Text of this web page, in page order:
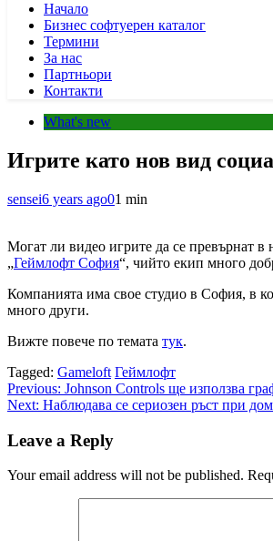
Начало
Бизнес софтуерен каталог
Термини
За нас
Партньори
Контакти
What's new
Игрите като нов вид
sensei6 years ago01 min
Могат ли видео игрите да се превърнат в
„Геймлофт София“, чийто екип много
Компанията има свое студио в София, в
много други.
Вижте повече по темата тук.
Tagged: Gameloft Геймлофт
Post
navigation
Previous: Johnson Controls ще използва
Next: Наблюдава се сериозен ръст при
Leave a Reply
Your email address will not be published.